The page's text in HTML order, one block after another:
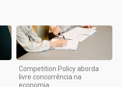
Competition Policy aborda
livre concorrência na
economia